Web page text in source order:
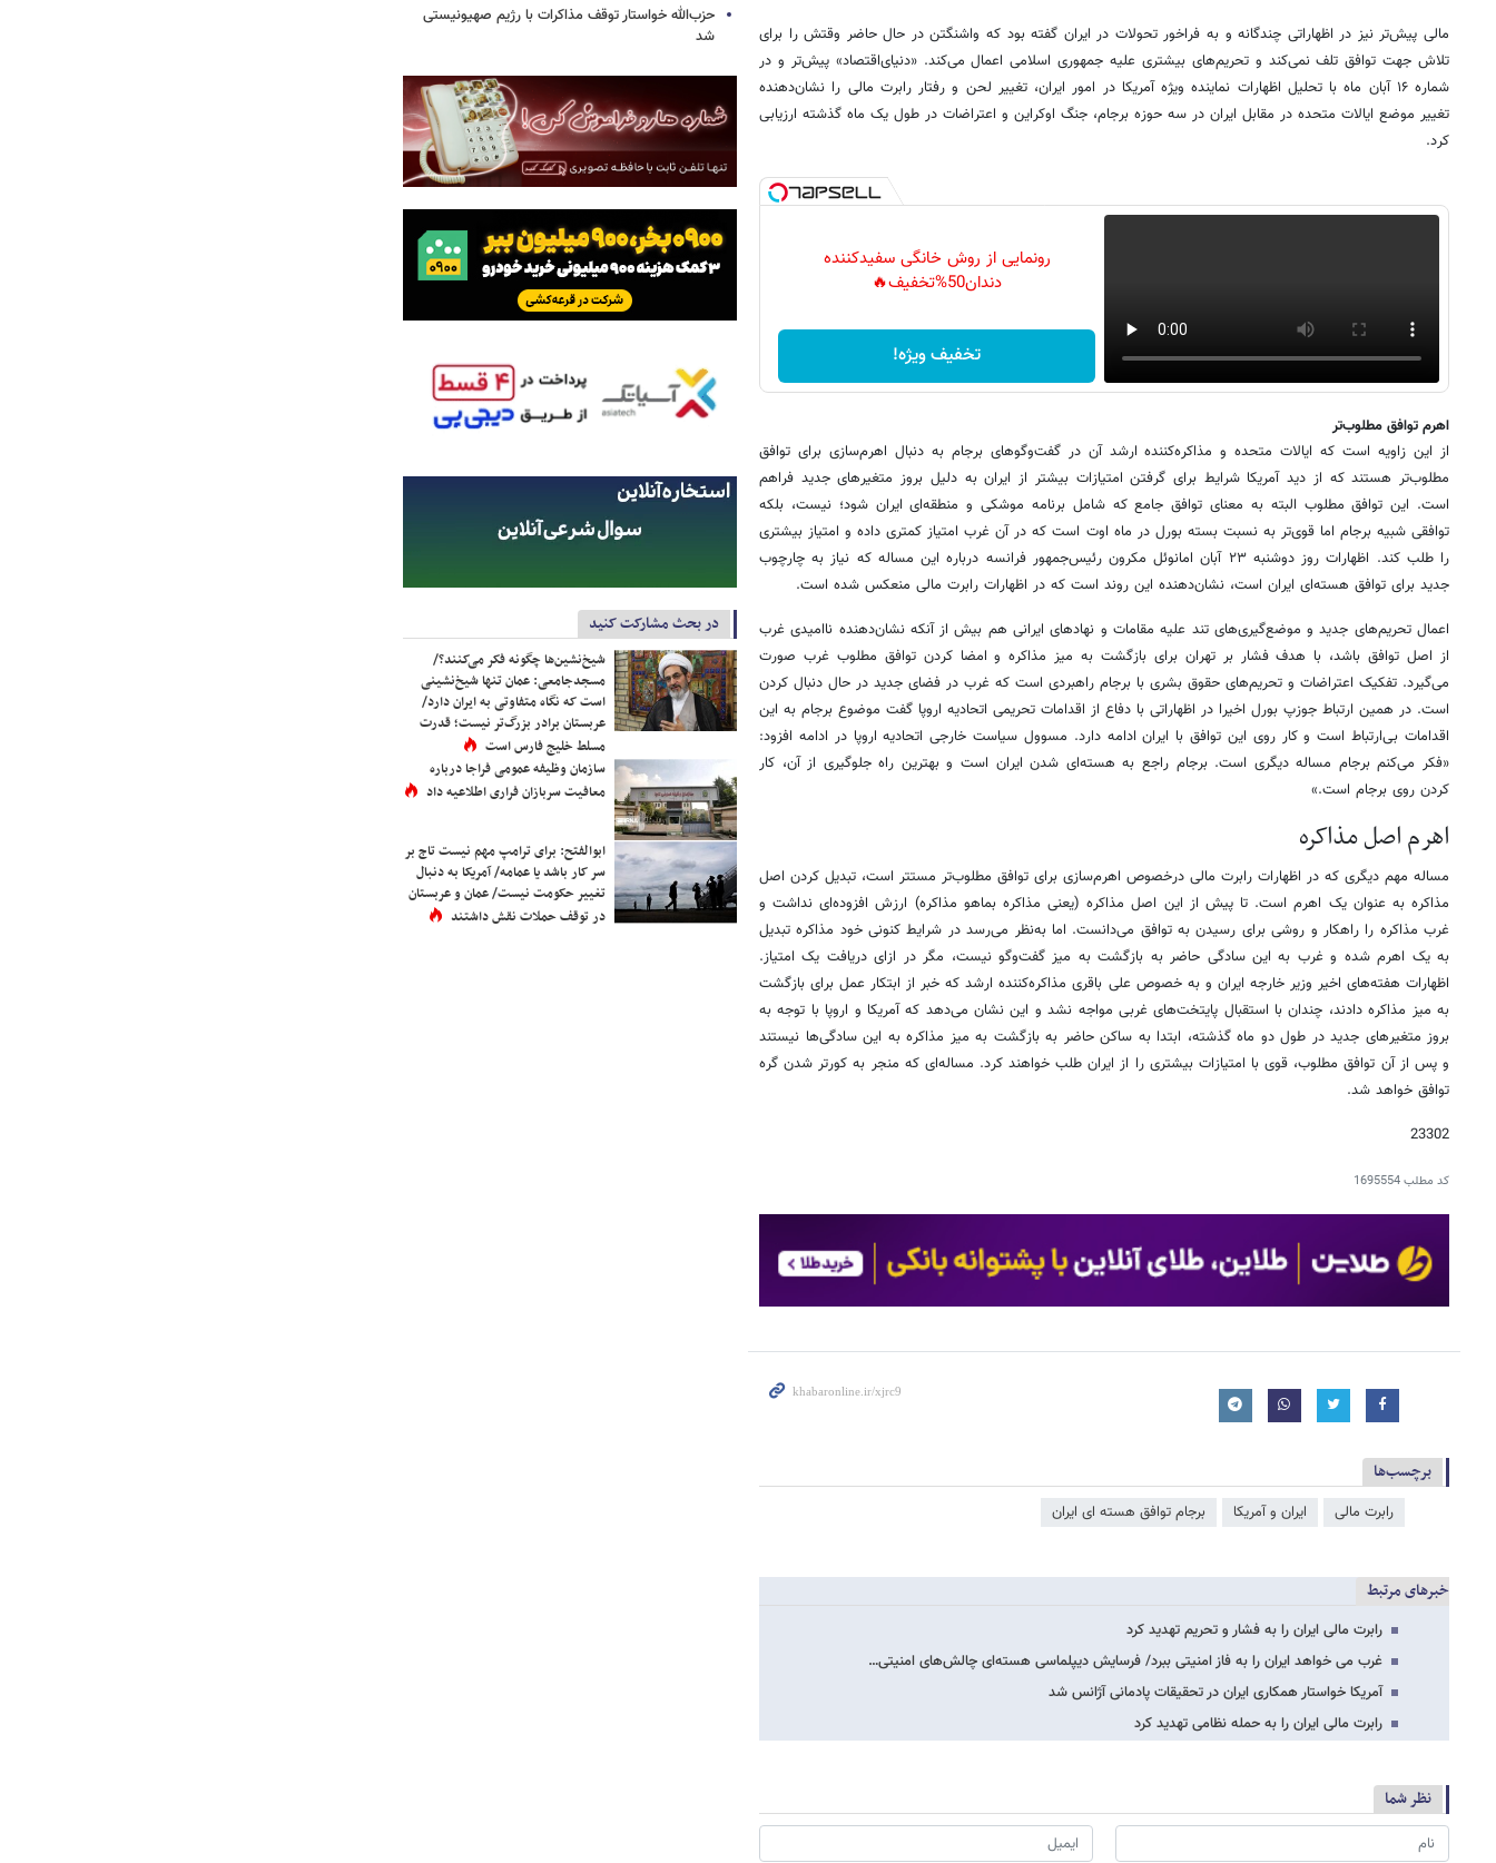
مالی پیش‌تر نیز در اظهاراتی چندگانه و به فراخور تحولات در ایران گفته بود که واشنگتن در حال حاضر وقتش را برای
تلاش جهت توافق تلف نمی‌کند و تحریم‌های بیشتری علیه جمهوری اسلامی اعمال می‌کند. «دنیای‌اقتصاد» پیش‌تر و در
شماره ۱۶ آبان ماه با تحلیل اظهارات نماینده ویژه آمریکا در امور ایران، تغییر لحن و رفتار رابرت مالی را نشان‌دهنده
تغییر موضع ایالات متحده در مقابل ایران در سه حوزه برجام، جنگ اوکراین و اعتراضات در طول یک ماه گذشته ارزیابی
کرد.
رونمایی از روش خانگی سفیدکننده
دندان50%تخفیف🔥
تخفیف ویژه!
اهرم توافق مطلوب‌تر
از این زاویه است که ایالات متحده و مذاکره‌کننده ارشد آن در گفت‌وگوهای برجام به دنبال اهرم‌سازی برای توافق
مطلوب‌تر هستند که از دید آمریکا شرایط برای گرفتن امتیازات بیشتر از ایران به دلیل بروز متغیرهای جدید فراهم
است. این توافق مطلوب البته به معنای توافق جامع که شامل برنامه موشکی و منطقه‌ای ایران شود؛ نیست، بلکه
توافقی شبیه برجام اما قوی‌تر به نسبت بسته بورل در ماه اوت است که در آن غرب امتیاز کمتری داده و امتیاز بیشتری
را طلب کند. اظهارات روز دوشنبه ۲۳ آبان امانوئل مکرون رئیس‌جمهور فرانسه درباره این مساله که نیاز به چارچوب
جدید برای توافق هسته‌ای ایران است، نشان‌دهنده این روند است که در اظهارات رابرت مالی منعکس شده است.
اعمال تحریم‌های جدید و موضع‌گیری‌های تند علیه مقامات و نهادهای ایرانی هم بیش از آنکه نشان‌دهنده ناامیدی غرب
از اصل توافق باشد، با هدف فشار بر تهران برای بازگشت به میز مذاکره و امضا کردن توافق مطلوب غرب صورت
می‌گیرد. تفکیک اعتراضات و تحریم‌های حقوق بشری با برجام راهبردی است که غرب در فضای جدید در حال دنبال کردن
است. در همین ارتباط جوزپ بورل اخیرا در اظهاراتی با دفاع از اقدامات تحریمی اتحادیه اروپا گفت موضوع برجام به این
اقدامات بی‌ارتباط است و کار روی این توافق با ایران ادامه دارد. مسوول سیاست خارجی اتحادیه اروپا در ادامه افزود:
«فکر می‌کنم برجام مساله دیگری است. برجام راجع به هسته‌ای شدن ایران است و بهترین راه جلوگیری از آن، کار
کردن روی برجام است.»
اهرم اصل مذاکره
مساله مهم دیگری که در اظهارات رابرت مالی درخصوص اهرم‌سازی برای توافق مطلوب‌تر مستتر است، تبدیل کردن اصل
مذاکره به عنوان یک اهرم است. تا پیش از این اصل مذاکره (یعنی مذاکره بماهو مذاکره) ارزش افزوده‌ای نداشت و
غرب مذاکره را راهکار و روشی برای رسیدن به توافق می‌دانست. اما به‌نظر می‌رسد در شرایط کنونی خود مذاکره تبدیل
به یک اهرم شده و غرب به این سادگی حاضر به بازگشت به میز گفت‌وگو نیست، مگر در ازای دریافت یک امتیاز.
اظهارات هفته‌های اخیر وزیر خارجه ایران و به خصوص علی باقری مذاکره‌کننده ارشد که خبر از ابتکار عمل برای بازگشت
به میز مذاکره دادند، چندان با استقبال پایتخت‌های غربی مواجه نشد و این نشان می‌دهد که آمریکا و اروپا با توجه به
بروز متغیرهای جدید در طول دو ماه گذشته، ابتدا به ساکن حاضر به بازگشت به میز مذاکره به این سادگی‌ها نیستند
و پس از آن توافق مطلوب، قوی با امتیازات بیشتری را از ایران طلب خواهند کرد. مساله‌ای که منجر به کورتر شدن گره
توافق خواهد شد.
23302
کد مطلب1695554
برچسب‌ها
رابرت مالی ایران و آمریکا برجام توافق هسته ای ایران
خبرهای مرتبط
رابرت مالی ایران را به فشار و تحریم تهدید کرد
غرب می خواهد ایران را به فاز امنیتی ببرد/ فرسایش دیپلماسی هسته‌ای چالش‌های امنیتی…
آمریکا خواستار همکاری ایران در تحقیقات پادمانی آژانس شد
رابرت مالی ایران را به حمله نظامی تهدید کرد
نظر شما
حزب‌الله خواستار توقف مذاکرات با رژیم صهیونیستی
شد
در بحث مشارکت کنید
شیخ‌نشین‌ها چگونه فکر می‌کنند؟/
مسجدجامعی: عمان تنها شیخ‌نشینی
است که نگاه متفاوتی به ایران دارد/
عربستان برادر بزرگ‌تر نیست؛ قدرت
مسلط خلیج فارس است
سازمان وظیفه عمومی فراجا درباره
معافیت سربازان فراری اطلاعیه داد
ابوالفتح: برای ترامپ مهم نیست تاج بر
سر کار باشد یا عمامه/ آمریکا به دنبال
تغییر حکومت نیست/ عمان و عربستان
در توقف حملات نقش داشتند